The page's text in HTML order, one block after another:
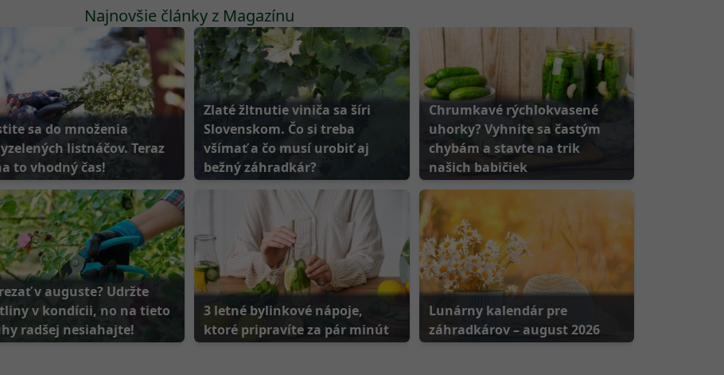
Najnovšie články z Magazínu
sa do množenia
listnáčov. Teraz
to vhodný čas!
Zlaté žltnutie viniča sa šíri
Slovenskom. Čo si treba
všímať a čo musí urobiť aj
bežný záhradkár?
Chrumkavé rýchlokvasené
uhorky? Vyhnite sa častým
chybám a stavte na trik
našich babičiek
v auguste? Udržte
v kondícii, no na tieto
radšej nesiahajte!
3 letné bylinkové nápoje,
ktoré pripravíte za pár minút
Lunárny kalendár pre
záhradkárov – august 2026